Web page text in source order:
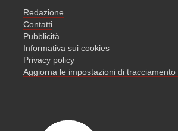
Redazione
Contatti
Pubblicità
Informativa sui cookies
Privacy policy
Aggiorna le impostazioni di tracciamento